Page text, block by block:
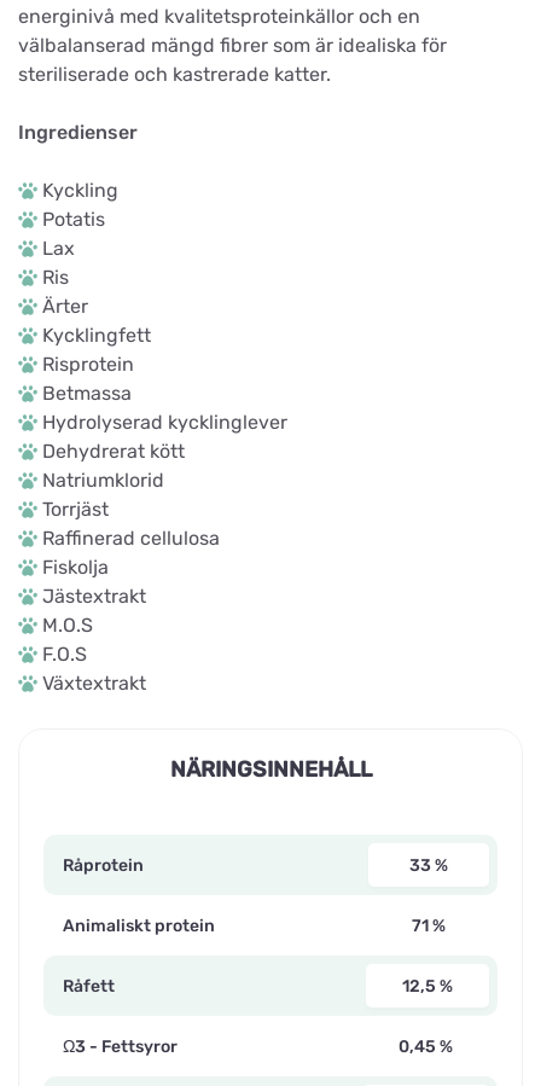
energinivå med kvalitetsproteinkällor och en
välbalanserad mängd fibrer som är idealiska för
steriliserade och kastrerade katter.
Ingredienser
Kyckling
Potatis
Lax
Ris
Ärter
Kycklingfett
Risprotein
Betmassa
Hydrolyserad kycklinglever
Dehydrerat kött
Natriumklorid
Torrjäst
Raffinerad cellulosa
Fiskolja
Jästextrakt
M.O.S
F.O.S
Växtextrakt
NÄRINGSINNEHÅLL
Råprotein 33 %
Animaliskt protein 71 %
Råfett 12,5 %
Ω3 - Fettsyror 0,45 %